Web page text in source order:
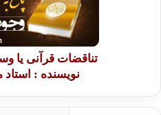
تناقضات قرآنی یا
نویسنده :